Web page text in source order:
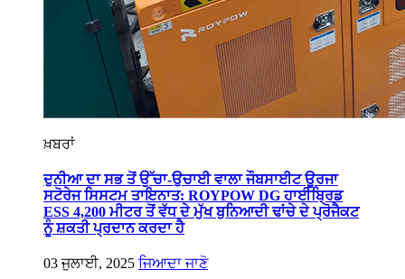
ਖ਼ਬਰਾਂ
ਦੁਨੀਆ ਦਾ ਸਭ ਤੋਂ ਉੱਚਾ-ਉਚਾਈ ਵਾਲਾ ਜੌਬਸਾਈਟ ਊਰਜਾ
ਸਟੋਰੇਜ ਸਿਸਟਮ ਤਾਇਨਾਤ: ROYPOW DG ਹਾਈਬ੍ਰਿਡ
ESS 4,200 ਮੀਟਰ ਤੋਂ ਵੱਧ ਦੇ ਮੁੱਖ ਬੁਨਿਆਦੀ ਢਾਂਚੇ ਦੇ ਪ੍ਰੋਜੈਕਟ
ਨੂੰ ਸ਼ਕਤੀ ਪ੍ਰਦਾਨ ਕਰਦਾ ਹੈ
03 ਜੁਲਾਈ, 2025 ਜਿਆਦਾ ਜਾਣੋ